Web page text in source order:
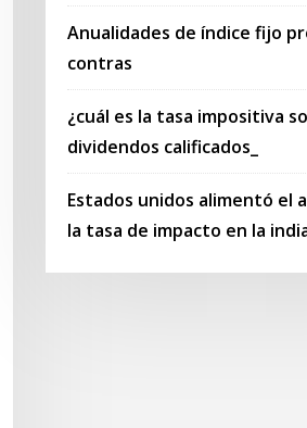
Anualidades de índice fijo
contras
¿cuál es la tasa impositiva
dividendos calificados_
Estados unidos alimentó el
la tasa de impacto en la